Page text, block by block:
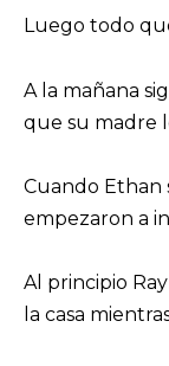
Luego todo
A la mañana
que su madre
Cuando Ethan
empezaron a
Al principio
la casa